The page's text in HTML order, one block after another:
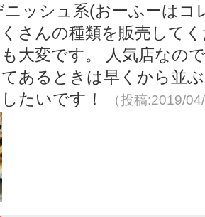
ニッシュ系(おーふーは
さんの種類を販売して
大変です。 人気店なの
あるときは早くから並
たいです！
（投稿:2019/